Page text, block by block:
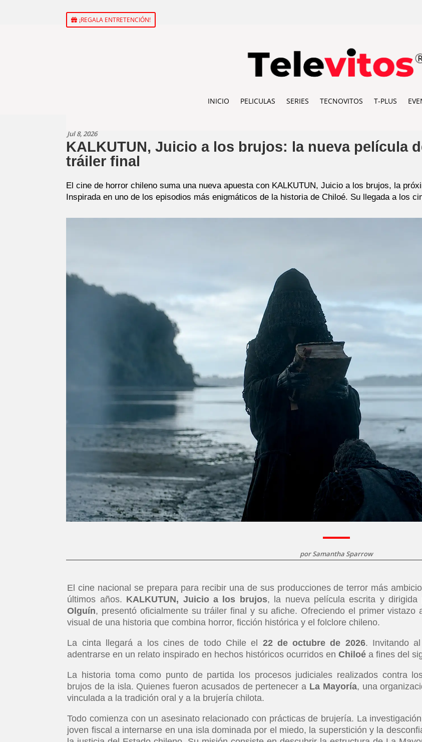
¡REGALA ENTRETENCIÓN!
INICIO PELICULAS SERIES TECNOVITOS T-PLUS
Jul 8, 2026
KALKUTUN, Juicio a los brujos: la nueva película
tráiler final
El cine de horror chileno suma una nueva apuesta con KALKUTUN, Juicio a los brujos, la
Inspirada en uno de los episodios más enigmáticos de la historia de Chiloé. Su llegada a los
porSamantha Sparrow
El cine nacional se prepara para recibir una de sus producciones de terror más
últimos años. KALKUTUN, Juicio a los brujos, la nueva película escrita y
Olguín, presentó oficialmente su tráiler final y su afiche. Ofreciendo el primer vistazo
visual de una historia que combina horror, ficción histórica y el folclore chileno.
La cinta llegará a los cines de todo Chile el 22 de octubre de 2026. Invitando
adentrarse en un relato inspirado en hechos históricos ocurridos enChiloé a fines del
La historia toma como punto de partida los procesos judiciales realizados contra
brujos de la isla. Quienes fueron acusados de pertenecer a La Mayoría, una
vinculada a la tradición oral y a la brujería chilota.
Todo comienza con un asesinato relacionado con prácticas de brujería. La
joven fiscal a internarse en una isla dominada por el miedo, la superstición y la